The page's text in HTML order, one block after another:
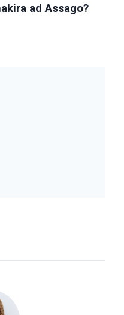
ad Assago?